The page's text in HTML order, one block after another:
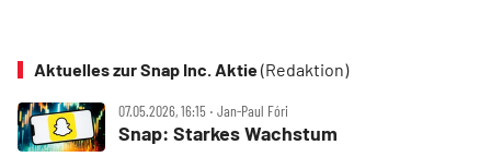
Aktuelles zur Snap Inc. Aktie(Redaktion)
07.05.2026, 16:15 ‧ Jan-Paul Fóri
Snap: Starkes Wachstum